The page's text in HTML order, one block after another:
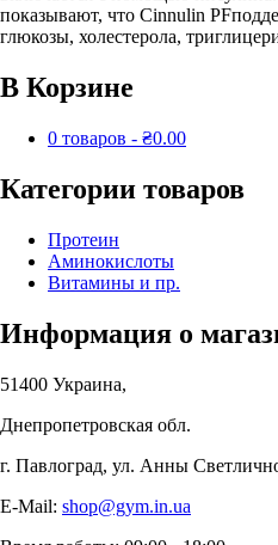
показывают, что Cinnulin
глюкозы, холестерола,
В Корзине
0 товаров - ₴0.00
Категории товаров
Протеин
Аминокислоты
Витамины и пр.
Информация о
51400 Украина,
Днепропетровская обл.
г. Павлоград, ул. Анны
E-Mail: shop@gym.in.ua